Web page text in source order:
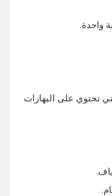
واحدة.
تحتوي على البهارات